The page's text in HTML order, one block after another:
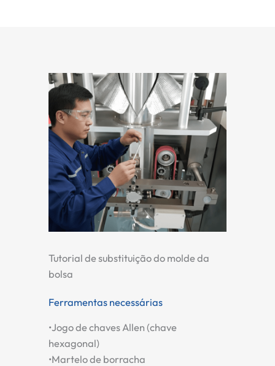
Tutorial de substituição do molde da
bolsa
Ferramentas necessárias
•Jogo de chaves Allen (chave
hexagonal)
•Martelo de borracha